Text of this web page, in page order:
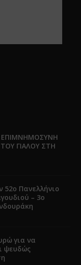
ΕΠΙΜΝΗΜΟΣΥΝΗ
ΓΙΑΛΟΥ ΣΤΗ
52ο Πανελλήνιο
– 3ο
για να
ψευδώς